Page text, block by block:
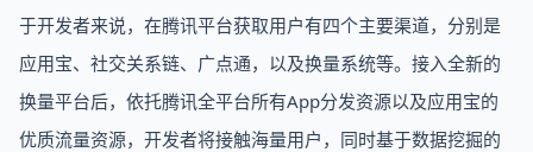
于开发者来说，在腾讯平台获取用户有四个主要渠道，分别是
应用宝、社交关系链、广点通，以及换量系统等。接入全新的
换量平台后，依托腾讯全平台所有App分发资源以及应用宝的
优质流量资源，开发者将接触海量用户，同时基于数据挖掘的